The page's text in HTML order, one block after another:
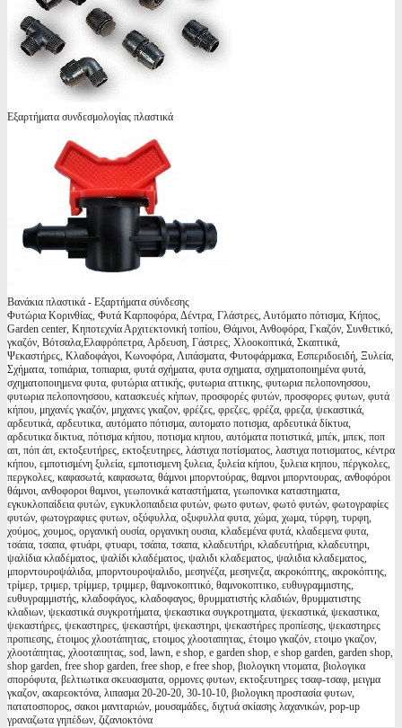
Εξαρτήματα συνδεσμολογίας πλαστικά
Βανάκια πλαστικά - Εξαρτήματα σύνδεσης
Φυτώρια Κορινθίας, Φυτά Καρποφόρα, Δέντρα, Γλάστρες, Αυτόματο πότισμα, Κήπος,
Garden center, Κηποτεχνία Αρχιτεκτονική τοπίου, Θάμνοι, Ανθοφόρα, Γκαζόν, Συνθετικό,
γκαζόν, Βότσαλα,Ελαφρόπετρα, Αρδευση, Γάστρες, Χλοοκοπτικά, Σκαπτικά,
Ψεκαστήρες, Κλαδοφάγοι, Κωνοφόρα, Λιπάσματα, Φυτοφάρμακα, Εσπεριδοειδή, Ξυλεία,
Σχήματα, τοπιάρια, τοπιαρια, φυτά σχήματα, φυτα σχηματα, σχηματοποιημένα φυτά,
σχηματοποιημενα φυτα, φυτώρια αττικής, φυτωρια αττικης, φυτωρια πελοπονησσου,
φυτωρια πελοπονησσου, κατασκευές κήπων, προσφορές φυτών, προσφορες φυτων, φυτά
κήπου, μηχανές γκαζόν, μηχανες γκαζον, φρέζες, φρεζες, φρέζα, φρεζα, ψεκαστικά,
αρδευτικά, αρδευτικα, αυτόματο πότισμα, αυτοματο ποτισμα, αρδευτικά δίκτυα,
αρδευτικα δικτυα, πότισμα κήπου, ποτισμα κηπου, αυτόματα ποτιστικά, μπέκ, μπεκ, ποπ
απ, πόπ άπ, εκτοξευτήρες, εκτοξευτηρες, λάστιχα ποτίσματος, λαστιχα ποτισματος, κέντρα
κήπου, εμποτισμένη ξυλεία, εμποτισμενη ξυλεια, ξυλεία κήπου, ξυλεια κηπου, πέργκολες,
περγκολες, καφασωτά, καφασωτα, θάμνοι μπορντούρας, θαμνοι μπορντουρας, ανθοφόροι
θάμνοι, ανθοφοροι θαμνοι, γεωπονικά καταστήματα, γεωπονικα καταστηματα,
εγκυκλοπαίδεια φυτών, εγκυκλοπαιδεια φυτών, φωτο φυτων, φωτό φυτών, φωτογραφίες
φυτών, φωτογραφιες φυτων, οξύφυλλα, οξυφυλλα φυτα, χώμα, χωμα, τύρφη, τυρφη,
χούμος, χουμος, οργανική ουσία, οργανικη ουσια, κλαδεμένα φυτά, κλαδεμενα φυτα,
τσάπα, τσαπα, φτυάρι, φτυαρι, τσάπα, τσαπα, κλαδευτήρι, κλαδευτήρια, κλαδευτηρι,
ψαλίδια κλαδέματος, ψαλίδι κλαδέματος, ψαλιδι κλαδεματος, ψαλιδια κλαδεματος,
μπορντουροψάλιδα, μπορντουροψαλιδο, μεσηνέζα, μεσηνεζα, ακροκόπτης, ακροκόπτης,
τρίμερ, τριμερ, τρίμμερ, τριμμερ, θαμνοκοπτικό, θαμνοκοπτικο, ευθυγραμμιστης,
ευθυγραμμιστής, κλαδοφάγος, κλαδοφαγος, θρυμματιστής κλαδιών, θρυμματιστης
κλαδιων, ψεκαστικά συγκροτήματα, ψεκαστικα συγκροτηματα, ψεκαστικά, ψεκαστικα,
ψεκαστήρες, ψεκαστηρες, ψεκαστήρι, ψεκαστηρι, ψεκαστήρες προπίεσης, ψεκαστηρες
προπιεσης, έτοιμος χλοοτάπητας, ετοιμος χλοοταπητας, έτοιμο γκαζόν, ετοιμο γκαζον,
χλοοτάπητας, χλοοταπητας, sod, lawn, e shop, e garden shop, e shop garden, garden shop,
shop garden, free shop garden, free shop, e free shop, βιολογικη ντοματα, βιολογικα
σπορόφυτα, βελτιωτικα σκευασματα, ορμονες φυτων, εκτοξευτηρες τσαφ-τσαφ, μειγμα
γκαζον, ακαρεοκτόνα, λιπασμα 20-20-20, 30-10-10, βιολογικη προστασία φυτων,
πατατοσπορος, σακοι μανιταριών, μουσαμάδες, διχτυά σκίασης λαχανικών, pop-up
γραναζωτα γηπέδων, ζιζανιοκτόνα